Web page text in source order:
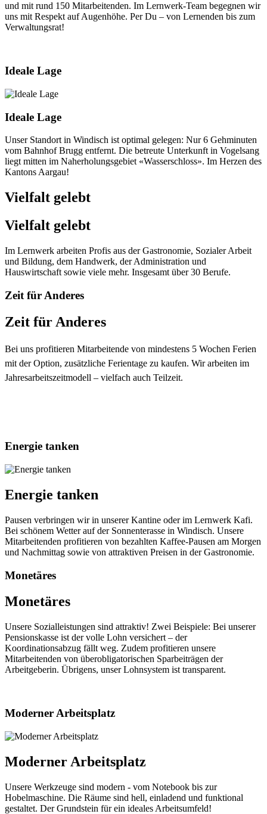
und mit rund 150 Mitarbeitenden. Im Lernwerk-Team begegnen wir
uns mit Respekt auf Augenhöhe. Per Du – von Lernenden bis zum
Verwaltungsrat!
Ideale Lage
Ideale Lage
Unser Standort in Windisch ist optimal gelegen: Nur 6 Gehminuten
vom Bahnhof Brugg entfernt. Die betreute Unterkunft in Vogelsang
liegt mitten im Naherholungsgebiet «Wasserschloss». Im Herzen des
Kantons Aargau!
Vielfalt gelebt
Vielfalt gelebt
Im Lernwerk arbeiten Profis aus der Gastronomie, Sozialer Arbeit
und Bildung, dem Handwerk, der Administration und
Hauswirtschaft sowie viele mehr. Insgesamt über 30 Berufe.
Zeit für Anderes
Zeit für Anderes
Bei uns profitieren Mitarbeitende von mindestens 5 Wochen Ferien
mit der Option, zusätzliche Ferientage zu kaufen. Wir arbeiten im
Jahresarbeitszeitmodell – vielfach auch Teilzeit.
Energie tanken
Energie tanken
Pausen verbringen wir in unserer Kantine oder im Lernwerk Kafi.
Bei schönem Wetter auf der Sonnenterasse in Windisch. Unsere
Mitarbeitenden profitieren von bezahlten Kaffee-Pausen am Morgen
und Nachmittag sowie von attraktiven Preisen in der Gastronomie.
Monetäres
Monetäres
Unsere Sozialleistungen sind attraktiv! Zwei Beispiele: Bei unserer
Pensionskasse ist der volle Lohn versichert – der
Koordinationsabzug fällt weg. Zudem profitieren unsere
Mitarbeitenden von überobligatorischen Sparbeiträgen der
Arbeitgeberin. Übrigens, unser Lohnsystem ist transparent.
Moderner Arbeitsplatz
Moderner Arbeitsplatz
Unsere Werkzeuge sind modern - vom Notebook bis zur
Hobelmaschine. Die Räume sind hell, einladend und funktional
gestaltet. Der Grundstein für ein ideales Arbeitsumfeld!